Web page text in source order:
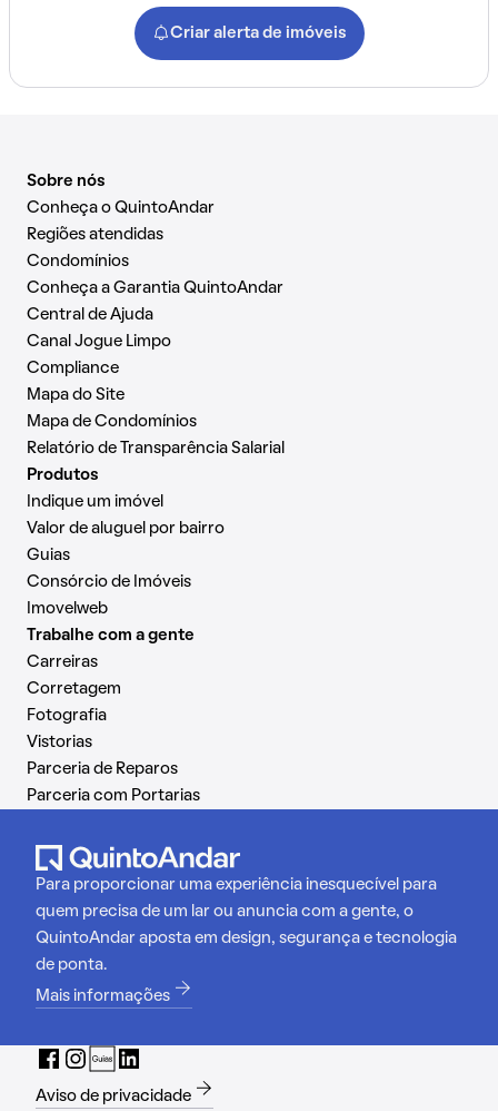
Criar alerta de imóveis
Sobre nós
Conheça o QuintoAndar
Regiões atendidas
Condomínios
Conheça a Garantia QuintoAndar
Central de Ajuda
Canal Jogue Limpo
Compliance
Mapa do Site
Mapa de Condomínios
Relatório de Transparência Salarial
Produtos
Indique um imóvel
Valor de aluguel por bairro
Guias
Consórcio de Imóveis
Imovelweb
Trabalhe com a gente
Carreiras
Corretagem
Fotografia
Vistorias
Parceria de Reparos
Parceria com Portarias
Para proporcionar uma experiência inesquecível para
quem precisa de um lar ou anuncia com a gente, o
QuintoAndar aposta em design, segurança e tecnologia
de ponta.
Mais informações
Aviso de privacidade